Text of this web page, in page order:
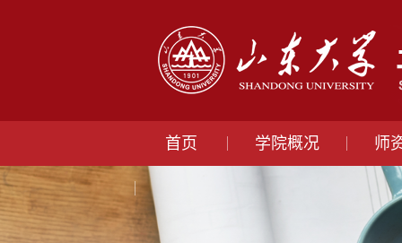
首页 学院概况 师